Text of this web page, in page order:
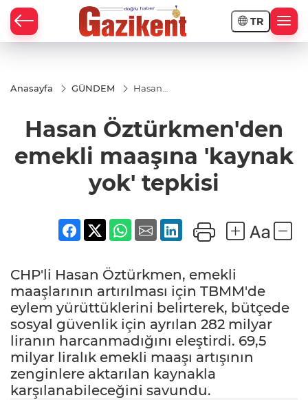
TR
Anasayfa GÜNDEM
Hasan
maaşına
'kaynak yok'
Hasan Öztürkmen'den
emekli maaşına 'kaynak
yok' tepkisi
CHP'li Hasan Öztürkmen, emekli
maaşlarının artırılması için TBMM'de
eylem yürüttüklerini belirterek, bütçede
sosyal güvenlik için ayrılan 282 milyar
liranın harcanmadığını eleştirdi. 69,5
milyar liralık emekli maaşı artışının
zenginlere aktarılan kaynakla
karşılanabileceğini savundu.